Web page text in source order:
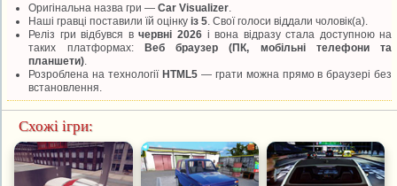
Оригінальна назва гри —Car Visualizer
Наші гравці поставили їй оцінкуіз 5 . Свої голоси віддаличоловік(а).
Реліз гри відбувся вчервні 2026і вона відразу стала доступною на
таких платформах: Веб браузер (ПК, мобільні телефони та
планшети)
Розроблена на технології HTML5— грати можна прямо в браузері без
встановлення.
Схожі ігри: